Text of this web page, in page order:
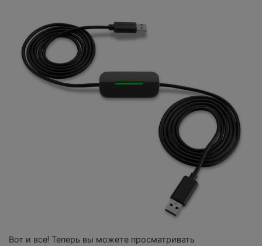
Вот и все! Теперь вы можете просматривать